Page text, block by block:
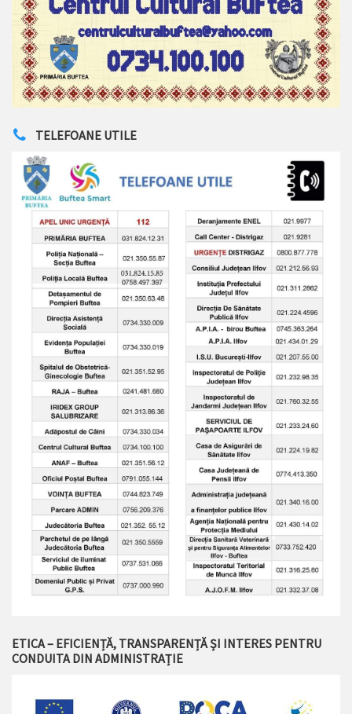
TELEFOANE UTILE
ETICA – EFICIENȚĂ, TRANSPARENȚĂ ȘI INTERES PENTRU
CONDUITA DIN ADMINISTRAȚIE